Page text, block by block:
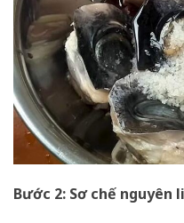
Bước 2: Sơ chế nguyên